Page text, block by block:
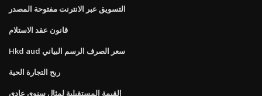
التسويق عبر الانترنت مفتوحة المصدر
قانون عقد الاستلام
Hkd aud سعر الصرف الرسم البياني
ربح التجارة الحية
القيمة المستقبلية لمثال سنوي عادي